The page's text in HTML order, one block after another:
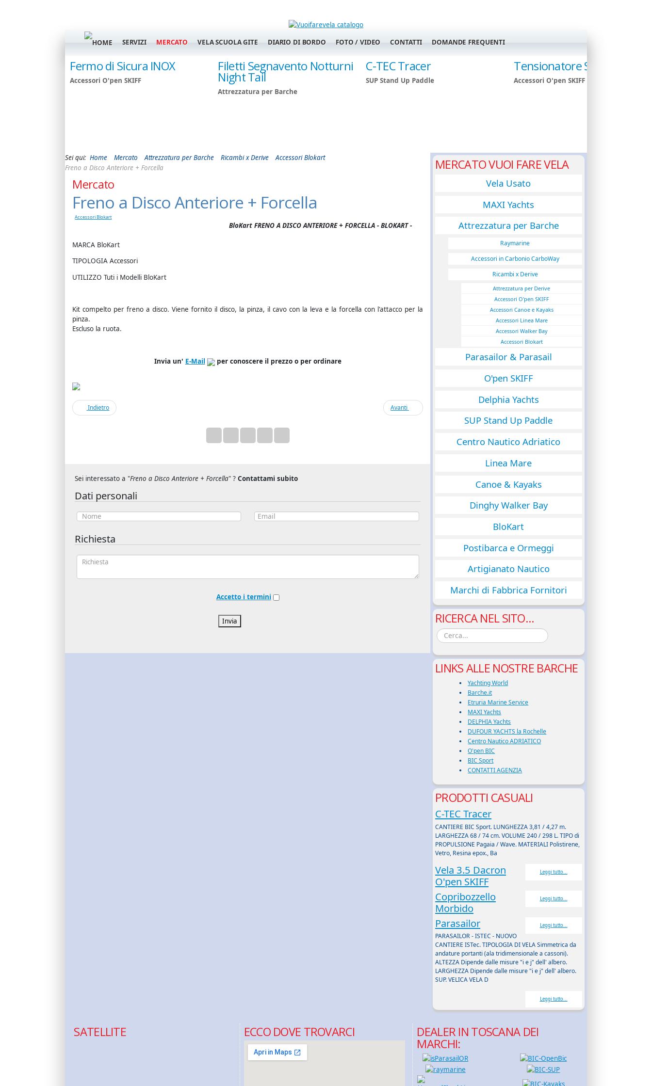
SERVIZI MERCATO VELA SCUOLA GITE DIARIO DI BORDO FOTO / VIDEO CONTATTI DOMANDE FREQUENTI
Fermo di Sicura INOX
Accessori O'pen SKIFF
Filetti Segnavento Notturni
Night Tail
Attrezzatura per Barche
C-TEC Tracer
SUP Stand Up Paddle
Tensionatore Stecca
Accessori O'pen SKIFF
Sei qui:Home Mercato Attrezzatura per Barche Ricambi x Derive
Accessori Blokart
Freno a Disco Anteriore + Forcella
Mercato
Freno a Disco Anteriore + Forcella
Accessori Blokart
BloKart FRENO A DISCO ANTERIORE + FORCELLA - BLOKART -
MARCA BloKart
TIPOLOGIA Accessori
UTILIZZO Tuti i Modelli BloKart
Kit compelto per freno a disco. Viene fornito il disco, la pinza, il cavo con la leva e la forcella con l'attacco per la
pinza.
Escluso la ruota.
Invia un' E-Mail per conoscere il prezzo o per ordinare
Indietro Avanti
Sei interessato a "Freno a Disco Anteriore + Forcella" ?Contattami subito
Dati personali
Richiesta
Accetto i termini
Invia
MERCATO VUOI FARE VELA
Vela Usato
MAXI Yachts
Attrezzatura per Barche
Raymarine
Accessori in Carbonio CarboWay
Ricambi x Derive
Attrezzatura per Derive
Accessori O'pen SKIFF
Accessori Canoe e Kayaks
Accessori Linea Mare
Accessori Walker Bay
Accessori Blokart
Parasailor & Parasail
O'pen SKIFF
Delphia Yachts
SUP Stand Up Paddle
Centro Nautico Adriatico
Linea Mare
Canoe & Kayaks
Dinghy Walker Bay
BloKart
Postibarca e Ormeggi
Artigianato Nautico
Marchi di Fabbrica Fornitori
RICERCA NEL SITO...
LINKS ALLE NOSTRE BARCHE
Yachting World
Barche.it
Etruria Marine Service
MAXI Yachts
DELPHIA Yachts
DUFOUR YACHTS la Rochelle
Centro Nautico ADRIATICO
O'pen BIC
BIC Sport
CONTATTI AGENZIA
PRODOTTI CASUALI
C-TEC Tracer
CANTIERE BIC Sport. LUNGHEZZA 3,81 / 4,27 m.
LARGHEZZA 68 / 74 cm. VOLUME 240 / 298 L. TIPO di
PROPULSIONE Pagaia / Wave. MATERIALI Polistirene,
Vetro, Resina epox., Ba
Leggi tutto...
Vela 3.5 Dacron
O'pen SKIFF
Leggi tutto...
Copribozzello
Morbido
Leggi tutto...
Parasailor
PARASAILOR - ISTEC - NUOVO
CANTIERE ISTec. TIPOLOGIA DI VELA Simmetrica da
andature portanti (ala tridimensionale a cassoni).
ALTEZZA Dipende dalle misure "i e j" dell' albero.
LARGHEZZA Dipende dalle misure "i e j" dell' albero.
SUP. VELICA VELA D
Leggi tutto...
SATELLITE ECCO DOVE TROVARCI DEALER IN TOSCANA DEI
MARCHI: